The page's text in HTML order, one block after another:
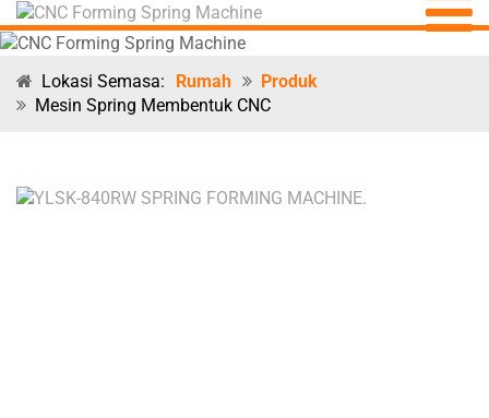
Lokasi Semasa: Rumah
Produk
Mesin Spring Membentuk CNC